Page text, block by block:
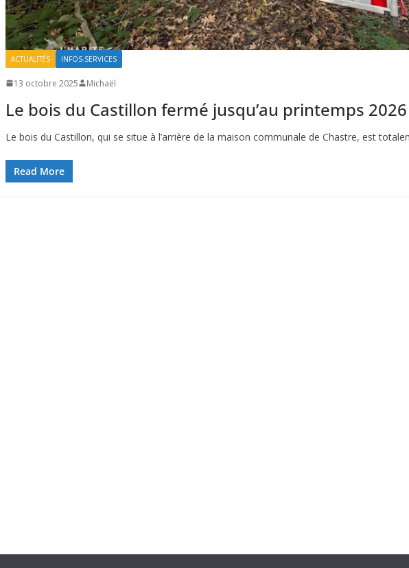
ACTUALITÉS INFOS-SERVICES
13 octobre 2025 Michaël
Le bois du Castillon fermé jusqu’au printemps 2026
Le bois du Castillon, qui se situe à l’arrière de la maison communale de Chastre, est
Read More